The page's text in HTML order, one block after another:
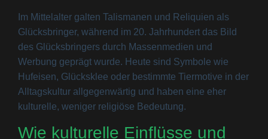
Im Mittelalter galten Talismanen und Reliquien als
Glücksbringer, während im 20. Jahrhundert das Bild
des Glücksbringers durch Massenmedien und
Werbung geprägt wurde. Heute sind Symbole wie
Hufeisen, Glücksklee oder bestimmte Tiermotive in der
Alltagskultur allgegenwärtig und haben eine eher
kulturelle, weniger religiöse Bedeutung.
Wie kulturelle Einflüsse und